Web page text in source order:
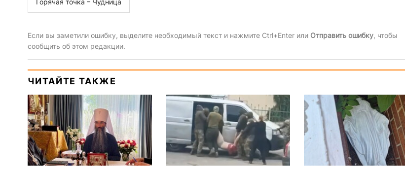
Горячая точка – Чудница
Если вы заметили ошибку, выделите необходимый текст и нажмите Ctrl+Enter или Отправить ошибку, чтобы
сообщить об этом редакции.
ЧИТАЙТЕ ТАКЖЕ